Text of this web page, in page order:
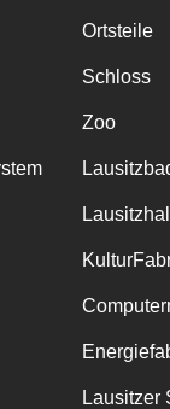
Ortsteile
Schloss
Zoo
Lausitzer